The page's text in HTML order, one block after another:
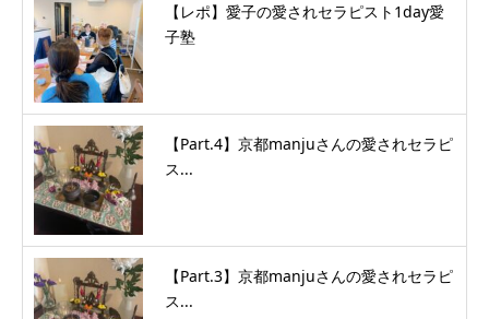
【レポ】愛子の愛されセラピスト1day愛
子塾
【Part.4】京都manjuさんの愛されセラピ
ス...
【Part.3】京都manjuさんの愛されセラピ
ス...